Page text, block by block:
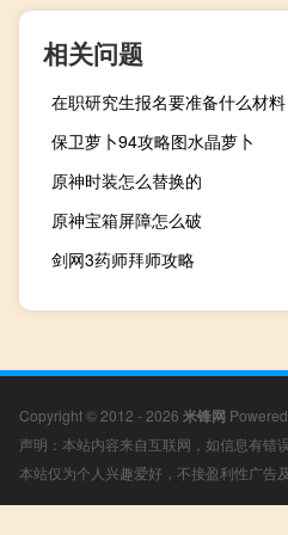
相关问题
在职研究生报名要准备什么材料
保卫萝卜94攻略图水晶萝卜
原神时装怎么替换的
原神宝箱屏障怎么破
剑网3药师拜师攻略
Copyright © 2012 - 2026 米锋网
声明：本站内容来自互联网，如信息有错
本站仅为个人兴趣爱好，不接盈利性广告